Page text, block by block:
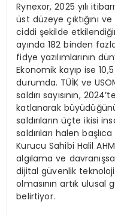
Rynexor, 2025 yılıitibarı
üst düzeyeçıktığını ve
ciddi şekilde etkilendiğ
ayında182 binden
fidye yazılımlarının dü
Ekonomik kayıp ise
durumda. TÜİK ve
saldırısayısının, 2024’te
katlanarak büyüdüğün
saldırıların üçte ikisi
saldırıları halen başlıca
Kurucu Sahibi Halil
algılama ve davranış
dijital güvenlik
olmasının artıkulusal g
belirtiyor.